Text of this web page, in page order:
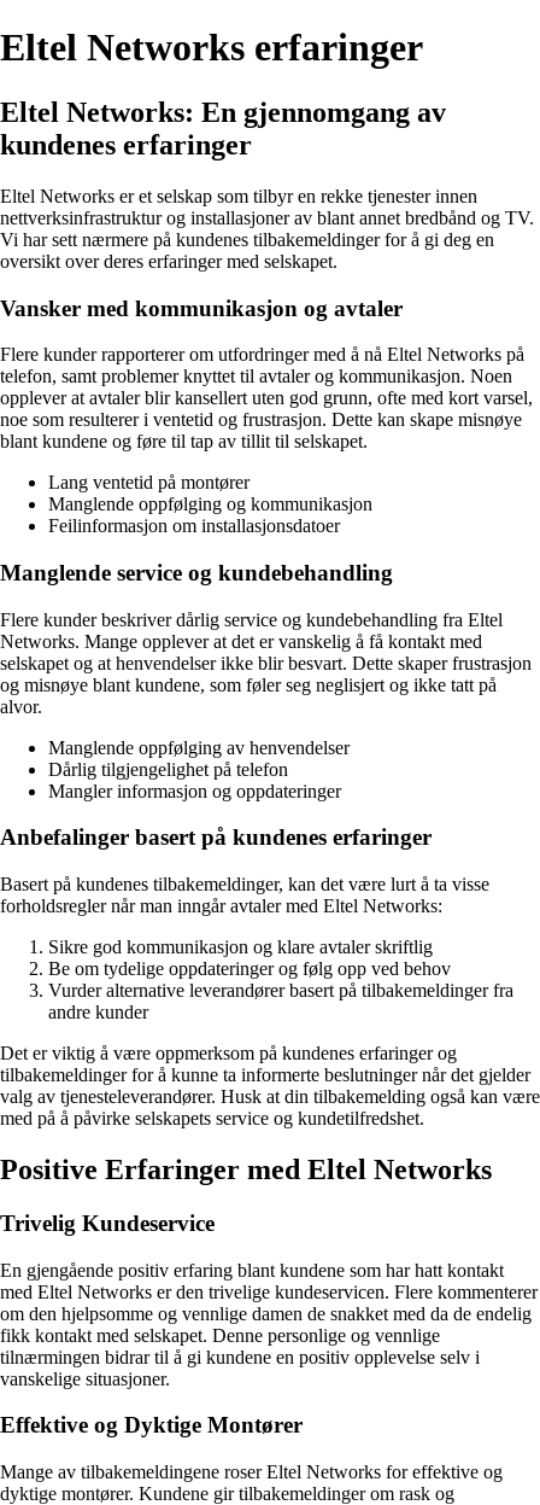
Eltel Networks erfaringer
Eltel Networks: En gjennomgang av
kundenes erfaringer
Eltel Networks er et selskap som tilbyr en rekke tjenester innen
nettverksinfrastruktur og installasjoner av blant annet bredbånd og TV.
Vi har sett nærmere på kundenes tilbakemeldinger for å gi deg en
oversikt over deres erfaringer med selskapet.
Vansker med kommunikasjon og avtaler
Flere kunder rapporterer om utfordringer med å nå Eltel Networks på
telefon, samt problemer knyttet til avtaler og kommunikasjon. Noen
opplever at avtaler blir kansellert uten god grunn, ofte med kort varsel,
noe som resulterer i ventetid og frustrasjon. Dette kan skape misnøye
blant kundene og føre til tap av tillit til selskapet.
Lang ventetid på montører
Manglende oppfølging og kommunikasjon
Feilinformasjon om installasjonsdatoer
Manglende service og kundebehandling
Flere kunder beskriver dårlig service og kundebehandling fra Eltel
Networks. Mange opplever at det er vanskelig å få kontakt med
selskapet og at henvendelser ikke blir besvart. Dette skaper frustrasjon
og misnøye blant kundene, som føler seg neglisjert og ikke tatt på
alvor.
Manglende oppfølging av henvendelser
Dårlig tilgjengelighet på telefon
Mangler informasjon og oppdateringer
Anbefalinger basert på kundenes erfaringer
Basert på kundenes tilbakemeldinger, kan det være lurt å ta visse
forholdsregler når man inngår avtaler med Eltel Networks:
Sikre god kommunikasjon og klare avtaler skriftlig
Be om tydelige oppdateringer og følg opp ved behov
Vurder alternative leverandører basert på tilbakemeldinger fra
andre kunder
Det er viktig å være oppmerksom på kundenes erfaringer og
tilbakemeldinger for å kunne ta informerte beslutninger når det gjelder
valg av tjenesteleverandører. Husk at din tilbakemelding også kan være
med på å påvirke selskapets service og kundetilfredshet.
Positive Erfaringer med Eltel Networks
Trivelig Kundeservice
En gjengående positiv erfaring blant kundene som har hatt kontakt
med Eltel Networks er den trivelige kundeservicen. Flere kommenterer
om den hjelpsomme og vennlige damen de snakket med da de endelig
fikk kontakt med selskapet. Denne personlige og vennlige
tilnærmingen bidrar til å gi kundene en positiv opplevelse selv i
vanskelige situasjoner.
Effektive og Dyktige Montører
Mange av tilbakemeldingene roser Eltel Networks for effektive og
dyktige montører. Kundene gir tilbakemeldinger om rask og